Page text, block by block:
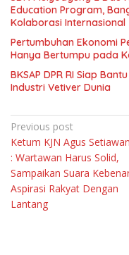
Education Program,
Kolaborasi Internasional
Pertumbuhan Ekonomi
Hanya Bertumpu pada
BKSAP DPR RI Siap
Industri Vetiver Dunia
Navigasi
pos
Previous post
Ketum KJN Agus
: Wartawan Harus Solid,
Sampaikan Suara
Aspirasi Rakyat Dengan
Lantang